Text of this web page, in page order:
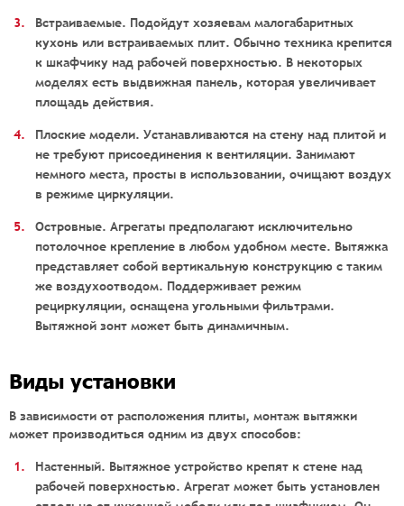
Встраиваемые. Подойдут хозяевам малогабаритных
кухонь или встраиваемых плит. Обычно техника крепится
к шкафчику над рабочей поверхностью. В некоторых
моделях есть выдвижная панель, которая увеличивает
площадь действия.
Плоские модели. Устанавливаются на стену над плитой и
не требуют присоединения к вентиляции. Занимают
немного места, просты в использовании, очищают воздух
в режиме циркуляции.
Островные. Агрегаты предполагают исключительно
потолочное крепление в любом удобном месте. Вытяжка
представляет собой вертикальную конструкцию с таким
же воздухоотводом. Поддерживает режим
рециркуляции, оснащена угольными фильтрами.
Вытяжной зонт может быть динамичным.
Виды установки
В зависимости от расположения плиты, монтаж вытяжки
может производиться одним из двух способов:
Настенный. Вытяжное устройство крепят к стене над
рабочей поверхностью. Агрегат может быть установлен